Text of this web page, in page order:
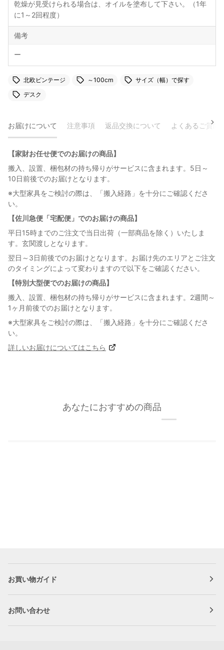
乾燥が見受けられる場合は、オイルを塗布して下さい。（1年
に1～2回程度）
備考
ー
北欧ビンテージ ～100cm
サイズ（幅）で探す
デスク
お届けについて 注意事項 返品交換について よくあるご質問
【家財お任せ便でのお届けの商品】
搬入、設置、梱包材の持ち帰りがサービスに含まれます。5日～
10日前後でのお届けとなります。
※大型家具をご検討の際は、「搬入経路」を十分にご確認くださ
い。
【佐川急便「宅配便」でのお届けの商品】
平日15時までのご注文で当日出荷（一部商品を除く）いたしま
す。玄関渡しとなります。
翌日～3日前後でのお届けとなります。お届け先のエリアとご注文
のタイミングによって変わりますので以下をご確認ください。
【特別大型便でのお届けの商品】
搬入、設置、梱包材の持ち帰りがサービスに含まれます。2週間～
1ヶ月前後でのお届けとなります。
※大型家具をご検討の際は、「搬入経路」を十分にご確認くださ
い。
詳しいお届けについてはこちら
あなたにおすすめの商品
お買い物ガイド
お問い合わせ